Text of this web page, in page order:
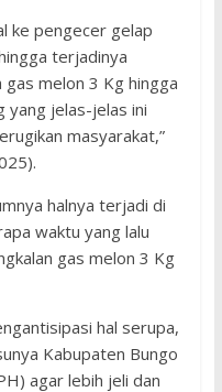
ke pengecer gelap
terjadinya
melon 3 Kg hingga
yang jelas-jelas ini
masyarakat,”
halnya terjadi di
waktu yang lalu
gas melon 3 Kg
hal serupa,
Kabupaten Bungo
agar lebih jeli dan